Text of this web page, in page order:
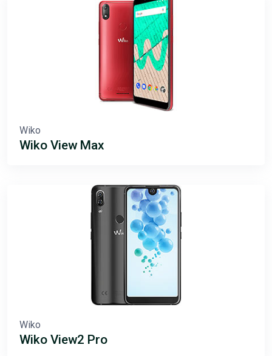
Wiko
Wiko View Max
Wiko
Wiko View2 Pro